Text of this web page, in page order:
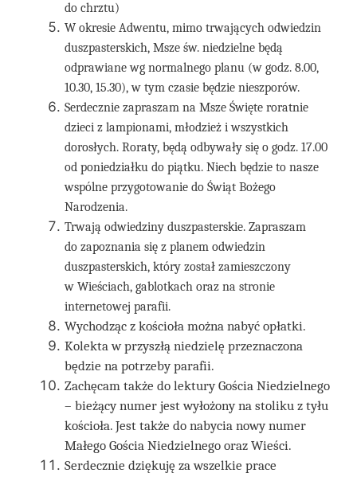
do chrztu)
W okresie Adwentu, mimo trwających odwiedzin
duszpasterskich, Msze św. niedzielne będą
odprawiane wg normalnego planu (w godz. 8.00,
10.30, 15.30), w tym czasie będzie nieszporów.
Serdecznie zapraszam na Msze Święte roratnie
dzieci z lampionami, młodzież i wszystkich
dorosłych. Roraty, będą odbywały się o godz. 17.00
od poniedziałku do piątku. Niech będzie to nasze
wspólne przygotowanie do Świąt Bożego
Narodzenia.
Trwają odwiedziny duszpasterskie. Zapraszam
do zapoznania się z planem odwiedzin
duszpasterskich, który został zamieszczony
w Wieściach, gablotkach oraz na stronie
internetowej parafii.
Wychodząc z kościoła można nabyć opłatki.
Kolekta w przyszłą niedzielę przeznaczona
będzie na potrzeby parafii.
Zachęcam także do lektury Gościa Niedzielnego
– bieżący numer jest wyłożony na stoliku z tyłu
kościoła. Jest także do nabycia nowy numer
Małego Gościa Niedzielnego oraz Wieści.
Serdecznie dziękuję za wszelkie prace